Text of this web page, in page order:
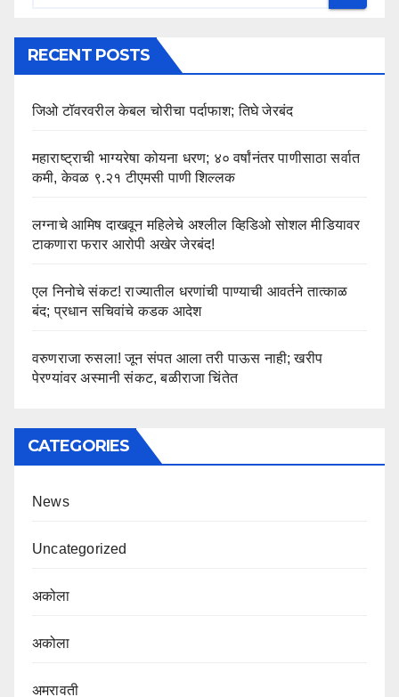
RECENT POSTS
जिओ टॉवरवरील केबल चोरीचा पर्दाफाश; तिघे जेरबंद
महाराष्ट्राची भाग्यरेषा कोयना धरण; ४० वर्षांनंतर पाणीसाठा सर्वात
कमी, केवळ ९.२१ टीएमसी पाणी शिल्लक
लग्नाचे आमिष दाखवून महिलेचे अश्लील व्हिडिओ सोशल मीडियावर
टाकणारा फरार आरोपी अखेर जेरबंद!
एल निनोचे संकट! राज्यातील धरणांची पाण्याची आवर्तने तात्काळ
बंद; प्रधान सचिवांचे कडक आदेश
वरुणराजा रुसला! जून संपत आला तरी पाऊस नाही; खरीप
पेरण्यांवर अस्मानी संकट, बळीराजा चिंतेत
CATEGORIES
News
Uncategorized
अकोला
अकोला
अमरावती